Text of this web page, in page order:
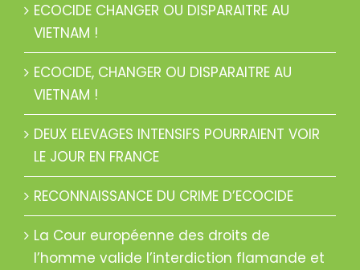
ECOCIDE CHANGER OU DISPARAITRE AU
VIETNAM !
ECOCIDE, CHANGER OU DISPARAITRE AU
VIETNAM !
DEUX ELEVAGES INTENSIFS POURRAIENT VOIR
LE JOUR EN FRANCE
RECONNAISSANCE DU CRIME D’ECOCIDE
La Cour européenne des droits de
l’homme valide l’interdiction flamande et